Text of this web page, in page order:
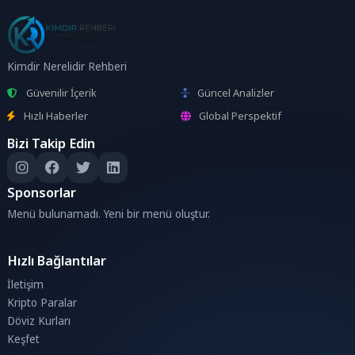
Kimdir Nerelidir Rehberi
Güvenilir İçerik
Güncel Analizler
Hızlı Haberler
Global Perspektif
Bizi Takip Edin
Sponsorlar
Menü bulunamadı. Yeni bir menü oluştur.
Hızlı Bağlantılar
İletişim
Kripto Paralar
Döviz Kurları
Keşfet